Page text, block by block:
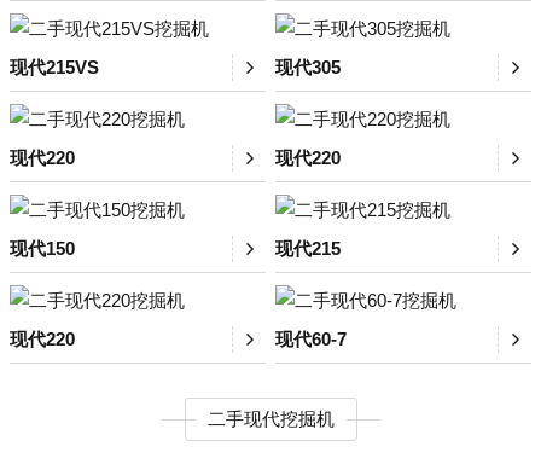
现代215VS 现代305
现代220 现代220
现代150 现代215
现代220 现代60-7
二手现代挖掘机